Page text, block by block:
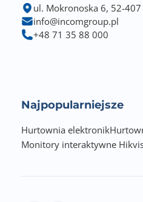
ul. Mokronoska 6, 52-407
info@incomgroup.pl
+48 71 35 88 000
Najpopularniejsze
Hurtownia elektronik
Monitory interaktywne